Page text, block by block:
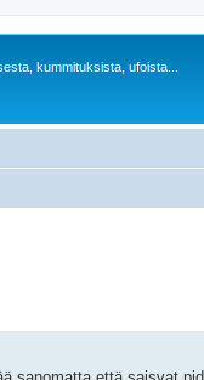
kummituksista, ufoista...